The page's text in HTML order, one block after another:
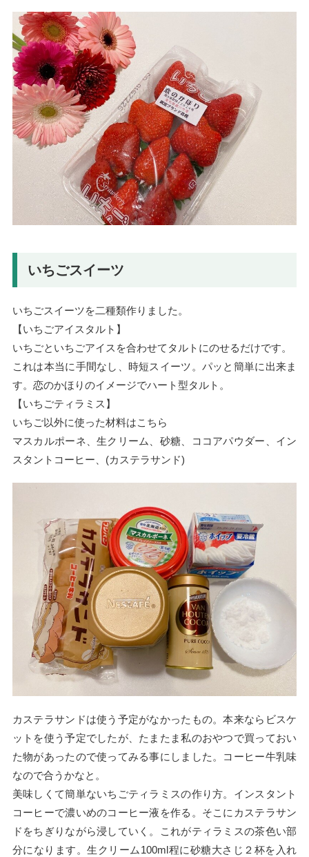
いちごスイーツ
いちごスイーツを二種類作りました。
【いちごアイスタルト】
いちごといちごアイスを合わせてタルトにのせるだけです。
これは本当に手間なし、時短スイーツ。パッと簡単に出来ま
す。恋のかほりのイメージでハート型タルト。
【いちごティラミス】
いちご以外に使った材料はこちら
マスカルポーネ、生クリーム、砂糖、ココアパウダー、イン
スタントコーヒー、(カステラサンド)
カステラサンドは使う予定がなかったもの。本来ならビスケ
ットを使う予定でしたが、たまたま私のおやつで買っておい
た物があったので使ってみる事にしました。コーヒー牛乳味
なので合うかなと。
美味しくて簡単ないちごティラミスの作り方。インスタント
コーヒーで濃いめのコーヒー液を作る。そこにカステラサン
ドをちぎりながら浸していく。これがティラミスの茶色い部
分になります。生クリーム100ml程に砂糖大さじ２杯を入れ